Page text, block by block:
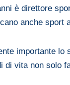
è direttore
anche sport
importante
vita non solo